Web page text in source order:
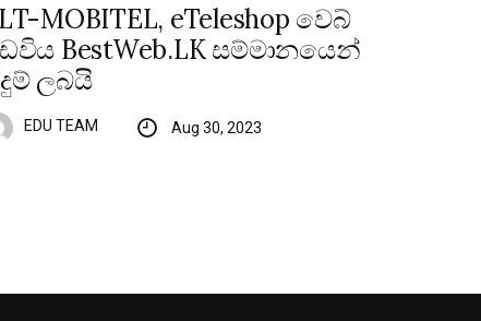
MOBITEL, eTeleshop වෙබ්
BestWeb.LK සම්මානයෙන්
ලබයි
EDU TEAM Aug 30, 2023